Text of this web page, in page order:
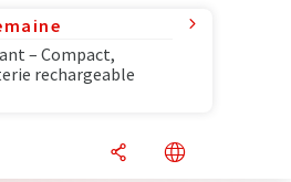
– Compact,
rechargeable